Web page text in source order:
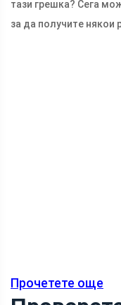
тази грешка? Сега
за да получите някои
Прочетете още